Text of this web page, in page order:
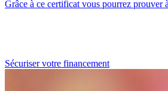
Grâce à ce certificat vous pourrez prouver
Sécuriser votre financement